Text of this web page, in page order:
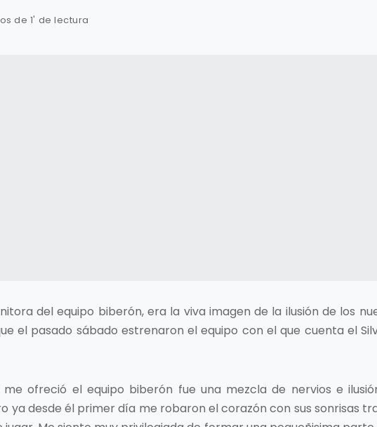
de 1' de lectura
del equipo biberón, era la viva imagen de la ilusión de los
el pasado sábado estrenaron el equipo con el que cuenta el
me ofreció el equipo biberón fue una mezcla de nervios e
ya desde él primer día me robaron el corazón con sus sonrisas